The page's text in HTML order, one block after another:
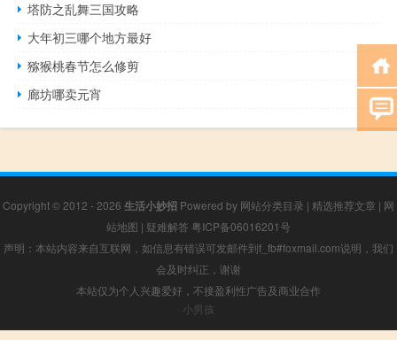
塔防之乱舞三国攻略
大年初三哪个地方最好
猕猴桃春节怎么修剪
廊坊哪卖元宵
Copyright © 2012 - 2026 生活小妙招 Powered by 网站分类目录 | 精选推荐文章 | 网
站地图 | 疑难解答 粤ICP备06016201号
声明：本站内容来自互联网，如信息有错误可发邮件到f_fb#foxmail.com说明，我们
会及时纠正，谢谢
本站仅为个人兴趣爱好，不接盈利性广告及商业合作
小男孩